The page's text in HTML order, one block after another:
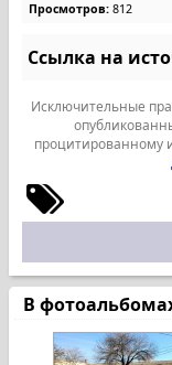
Просмотров: 812
Ссылка на
Исключительные
процитированному
В